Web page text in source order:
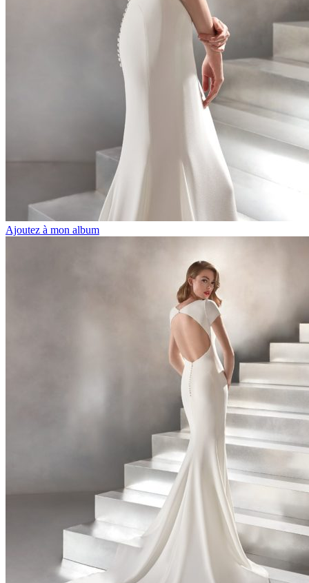
Ajoutez à mon album